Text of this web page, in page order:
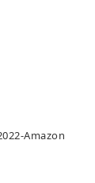
Amazon